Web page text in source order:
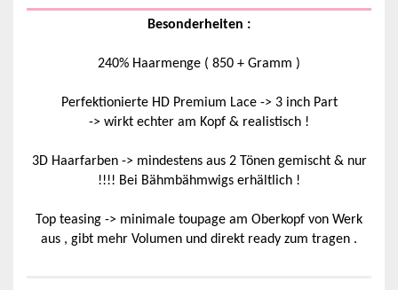
Besonderheiten :
240% Haarmenge ( 850 + Gramm )
Perfektionierte HD Premium Lace -> 3 inch Part
-> wirkt echter am Kopf & realistisch !
3D Haarfarben -> mindestens aus 2 Tönen gemischt & nur
!!!! Bei Bähmbähmwigs erhältlich !
Top teasing -> minimale toupage am Oberkopf von Werk
aus , gibt mehr Volumen und direkt ready zum tragen .